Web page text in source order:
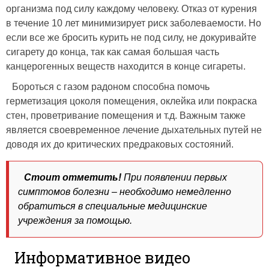
организма под силу каждому человеку. Отказ от курения
в течение 10 лет минимизирует риск заболеваемости. Но
если все же бросить курить не под силу, не докуривайте
сигарету до конца, так как самая большая часть
канцерогенных веществ находится в конце сигареты.
Бороться с газом радоном способна помочь
герметизация цоколя помещения, оклейка или покраска
стен, проветривание помещения и т.д. Важным также
является своевременное лечение дыхательных путей не
доводя их до критических предраковых состояний.
Стоит отметить! При появлении первых
симптомов болезни – необходимо немедленно
обратиться в специальные медицинские
учреждения за помощью.
Информативное видео